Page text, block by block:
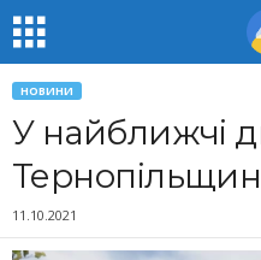
НОВИНИ
У найближчі
11.10.2021